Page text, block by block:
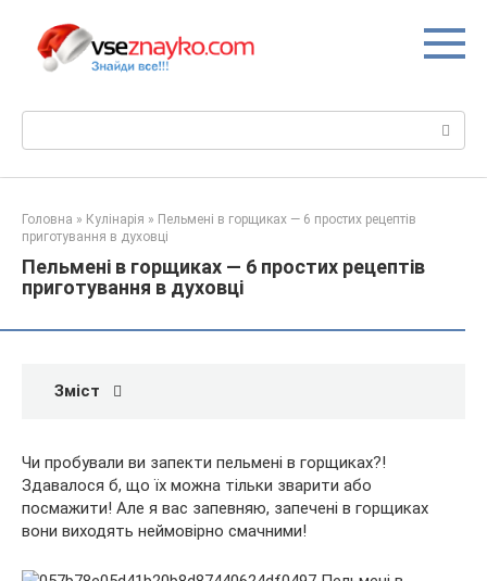
вмісту
Головна » Кулінарія » Пельмені в горщиках — 6 простих рецептів
приготування в духовці
Пельмені в горщиках — 6 простих рецептів
приготування в духовці
Зміст
Чи пробували ви запекти пельмені в горщиках?!
Здавалося б, що їх можна тільки зварити або
посмажити! Але я вас запевняю, запечені в горщиках
вони виходять неймовірно смачними!